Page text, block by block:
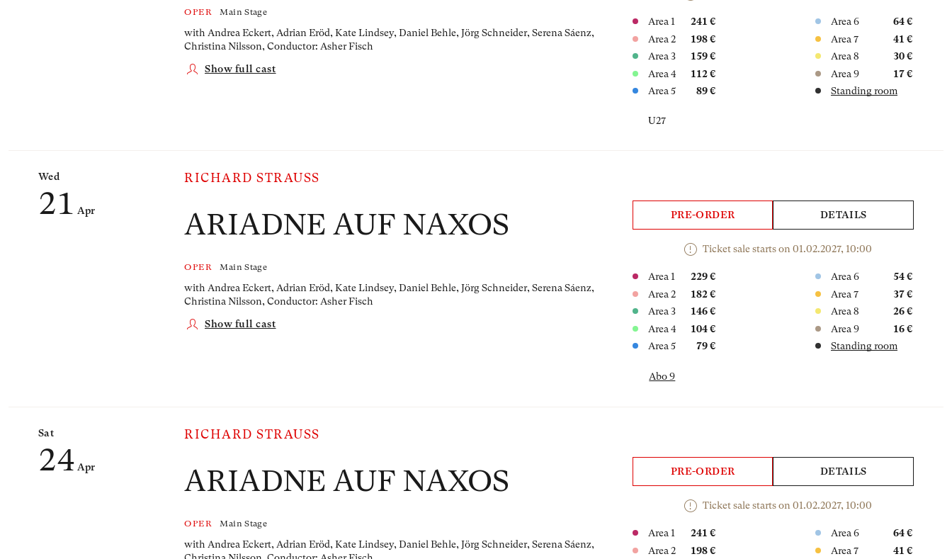
OPER Main Stage
with Andrea Eckert, Adrian Eröd, Kate Lindsey, Daniel Behle, Jörg Schneider, Serena Sáenz,
Christina Nilsson, Conductor: Asher Fisch
Show full cast
Area 1
241 €
Area 2
198 €
Area 3
159 €
Area 4
112 €
Area 5
89 €
Area 6
64 €
Area 7
41 €
Area 8
30 €
Area 9
17 €
Standing room
U27
Wed
21 Apr
RICHARD STRAUSS
ARIADNE AUF NAXOS
OPER Main Stage
with Andrea Eckert, Adrian Eröd, Kate Lindsey, Daniel Behle, Jörg Schneider, Serena Sáenz,
Christina Nilsson, Conductor: Asher Fisch
Show full cast
PRE-ORDER DETAILS
Ticket sale starts on 01.02.2027, 10:00
Area 1
229 €
Area 2
182 €
Area 3
146 €
Area 4
104 €
Area 5
79 €
Area 6
54 €
Area 7
37 €
Area 8
26 €
Area 9
16 €
Standing room
Abo 9
Sat
24 Apr
RICHARD STRAUSS
ARIADNE AUF NAXOS
OPER Main Stage
with Andrea Eckert, Adrian Eröd, Kate Lindsey, Daniel Behle, Jörg Schneider, Serena Sáenz,
PRE-ORDER DETAILS
Ticket sale starts on 01.02.2027, 10:00
Area 1
241 €
Area 2
198 €
Area 6
64 €
Area 7
41 €